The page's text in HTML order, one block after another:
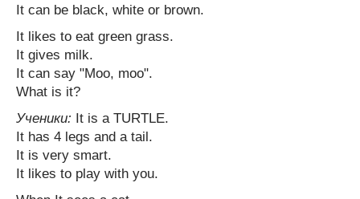
It can be black, white or brown.
It likes to eat green grass.
It gives milk.
It can say "Moo, moo".
What is it?
Ученики: It is a TURTLE.
It has 4 legs and a tail.
It is very smart.
It likes to play with you.